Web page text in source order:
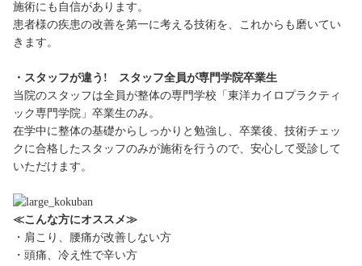
施術にも自信があります。
患者様の疾患の改善を第一に考える技術を、これからも磨いてい
きます。
・スタッフが違う! スタッフ全員が専門学院卒業生
当院のスタッフは全員が整体の専門学校「東洋カイロプラクティ
ック専門学院」卒業生のみ。
在学中に整体の基礎からしっかりと勉強し、卒業後、技術チェッ
クに合格したスタッフのみが施術を行うので、安心して受診して
いただけます。
≪こんな方にオススメ≫
・肩こり、腰痛が改善しない方
・頭痛、冷え性で辛い方